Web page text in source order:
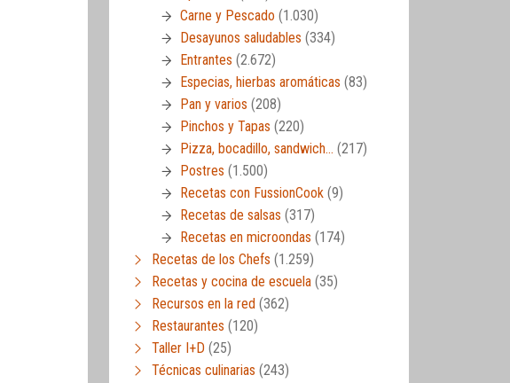
Carne y Pescado (1.030)
Desayunos saludables (334)
Entrantes (2.672)
Especias, hierbas aromáticas (83)
Pan y varios (208)
Pinchos y Tapas (220)
Pizza, bocadillo, sandwich… (217)
Postres (1.500)
Recetas con FussionCook (9)
Recetas de salsas (317)
Recetas en microondas (174)
Recetas de los Chefs (1.259)
Recetas y cocina de escuela (35)
Recursos en la red (362)
Restaurantes (120)
Taller I+D (25)
Técnicas culinarias (243)